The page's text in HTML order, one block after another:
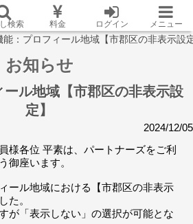
検索 料金 ログイン メニュー
能：プロフィール地域【市郡区の非表示設
お知らせ
ール地域【市郡区の非表示設
定】
2024/12/05
様各位 平素は、パートナーズをご利
御座います。
ール地域における【市郡区の非表示
た。
が「表示しない」の選択が可能とな